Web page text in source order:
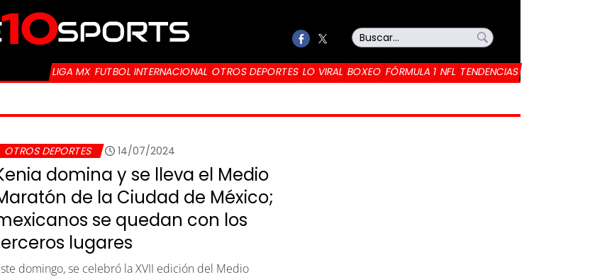
LIGA MX FUTBOL INTERNACIONAL OTROS DEPORTES LO VIRAL BOXEO FÓRMULA 1 NFL TENDENCIAS
MÉXICO
OTROS DEPORTES 14/07/2024
domina y se lleva el Medio
de la Ciudad de México;
se quedan con los
lugares
domingo, se celebró la XVII edición del Medio